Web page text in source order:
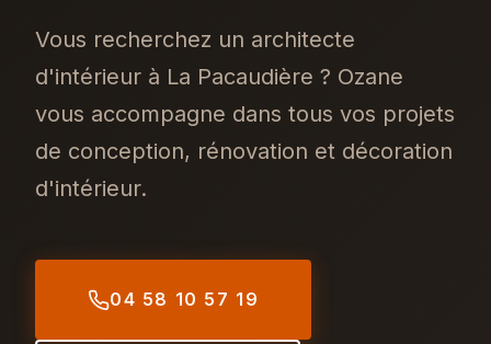
Vous recherchez un architecte
d'intérieur à La Pacaudière ? Ozane
vous accompagne dans tous vos projets
de conception, rénovation et décoration
d'intérieur.
04 58 10 57 19